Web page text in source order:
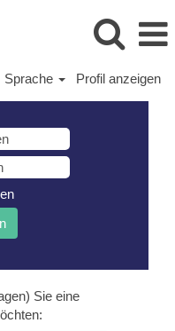
Sprache Profil anzeigen
Sie eine